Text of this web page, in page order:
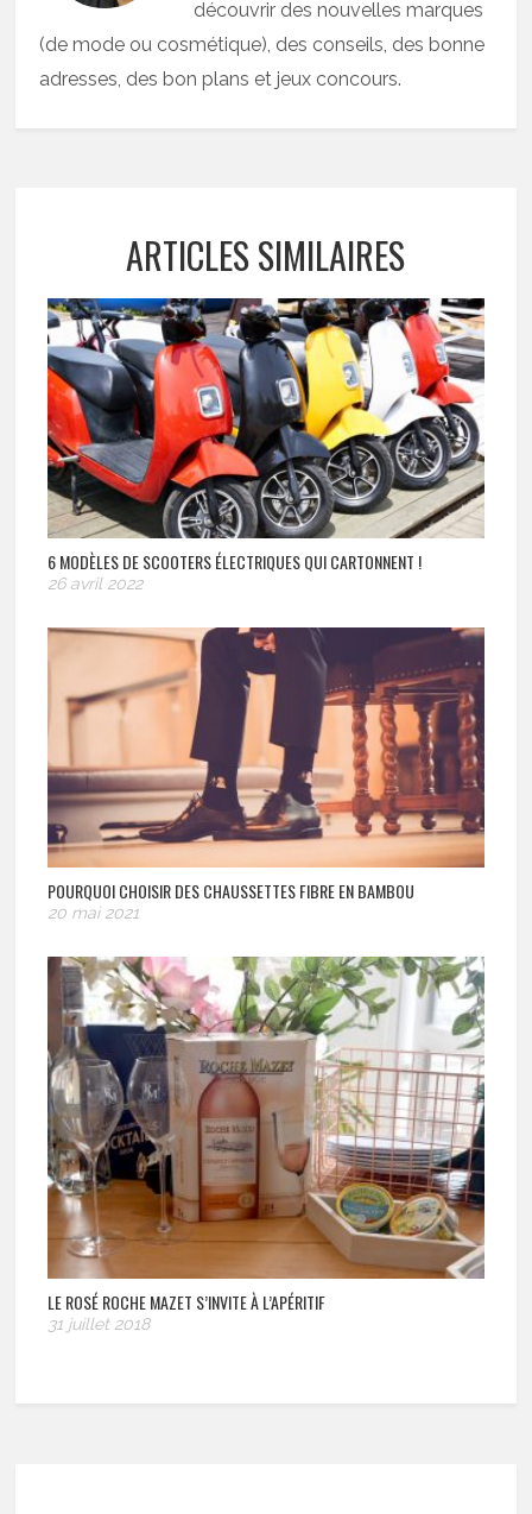
découvrir des nouvelles marques
(de mode ou cosmétique), des conseils, des bonne
adresses, des bon plans et jeux concours.
ARTICLES SIMILAIRES
6 MODÈLES DE SCOOTERS ÉLECTRIQUES QUI CARTONNENT !
26 avril 2022
POURQUOI CHOISIR DES CHAUSSETTES FIBRE EN BAMBOU
20 mai 2021
LE ROSÉ ROCHE MAZET S’INVITE À L’APÉRITIF
31 juillet 2018